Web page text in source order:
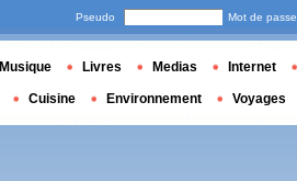
Pseudo Mot de passe
Musique Livres Medias Internet
Cuisine Environnement Voyages